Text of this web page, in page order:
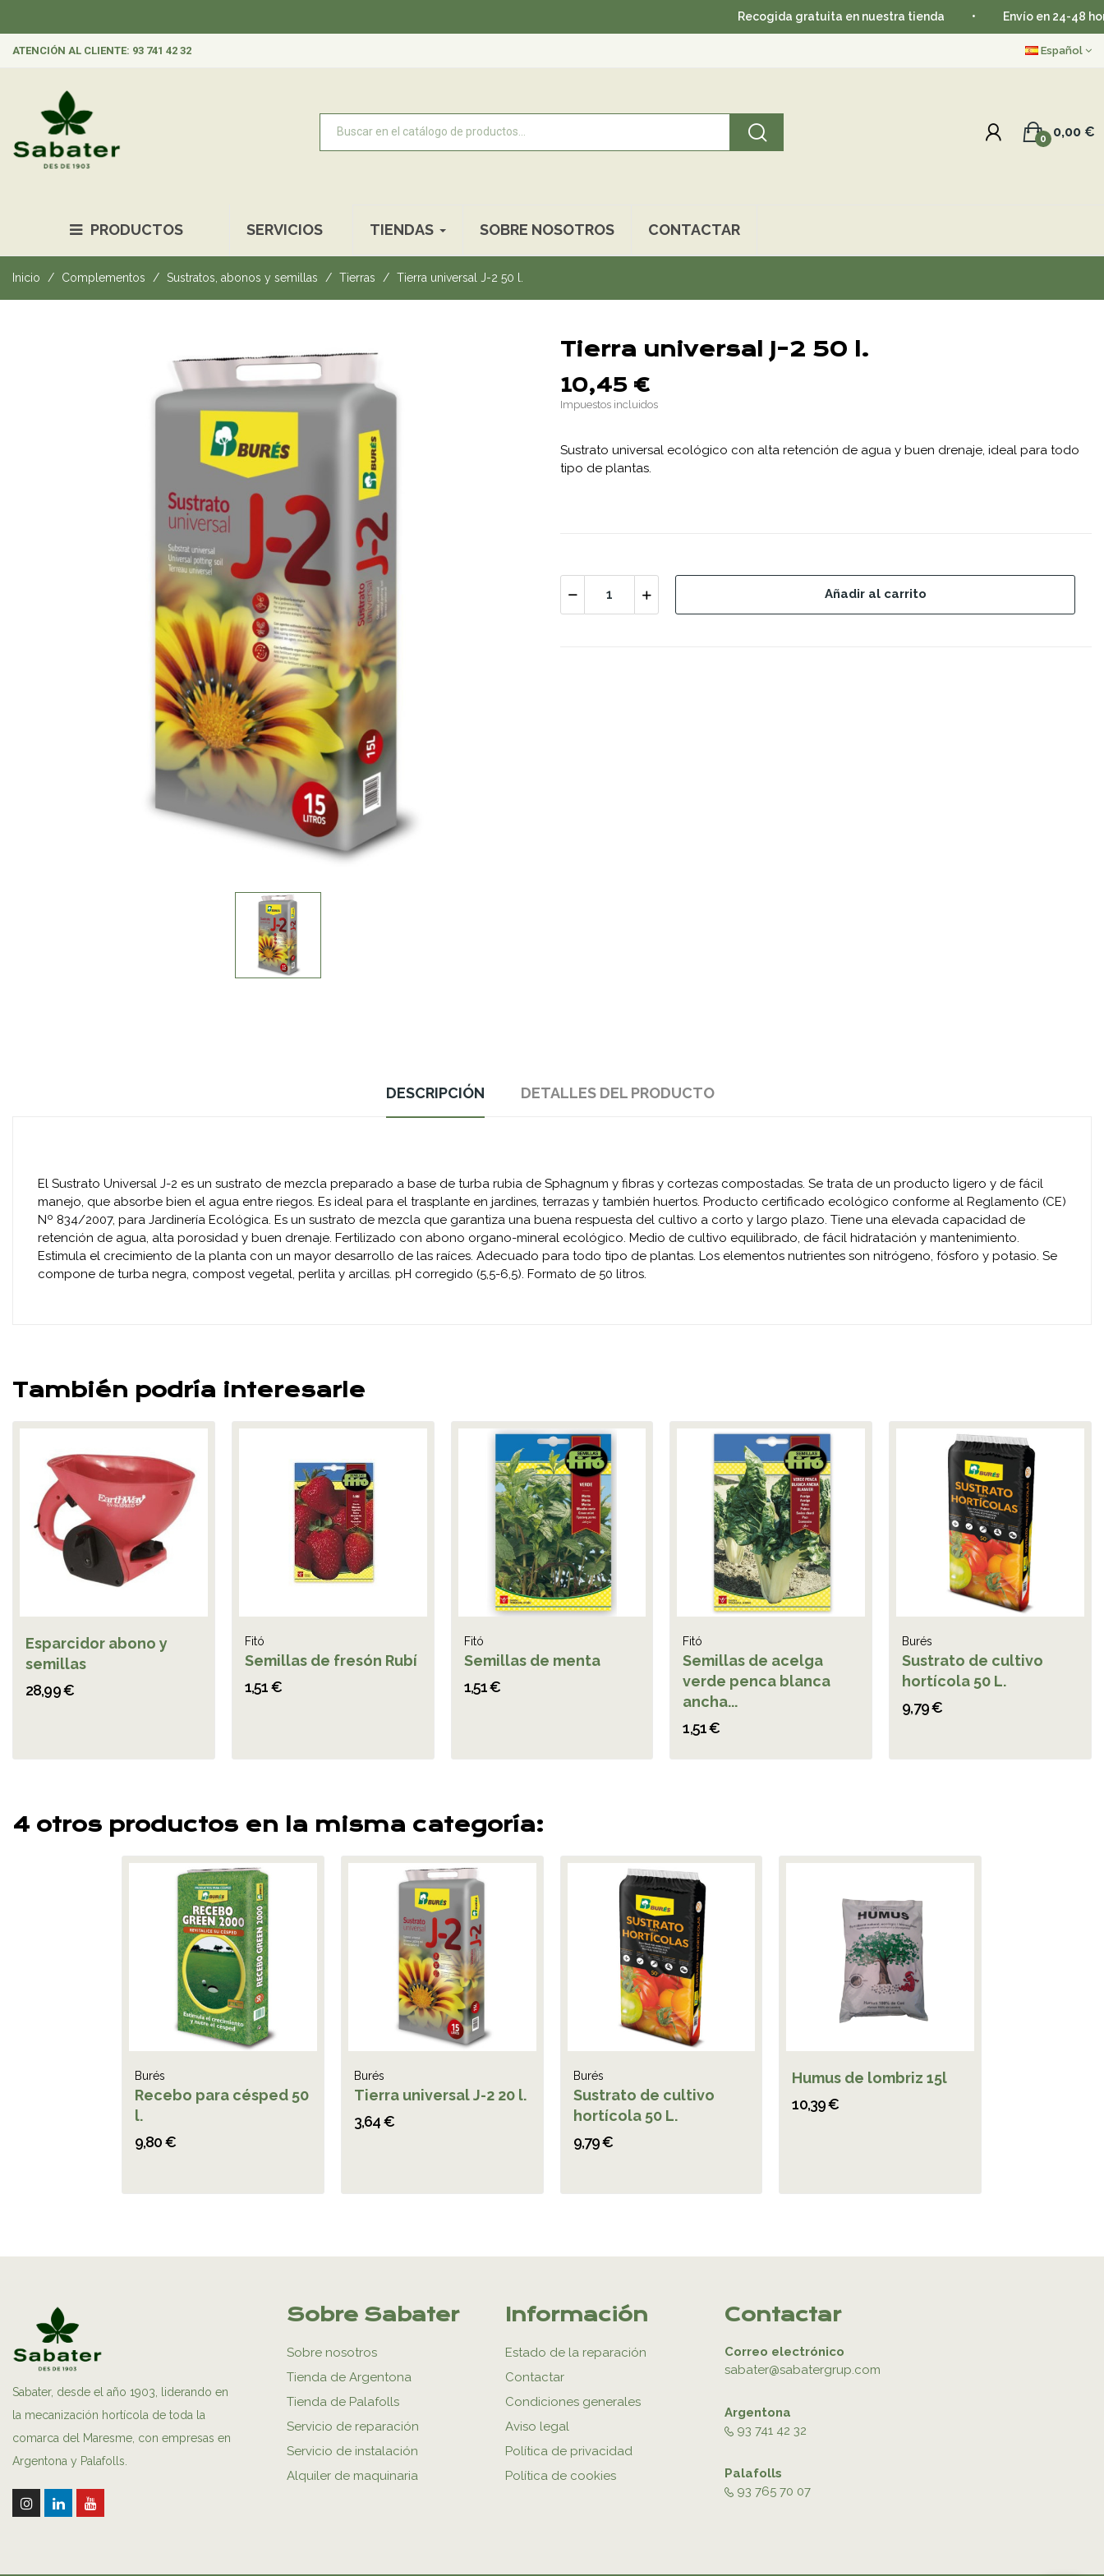
Recogida gratuita en nuestra tienda • Envío en 24-48 horas •
ATENCIÓN AL CLIENTE: 93 741 42 32 Español
0,00 €
0
PRODUCTOS SERVICIOS TIENDAS SOBRE NOSOTROS CONTACTAR
Inicio Complementos Sustratos, abonos y semillas Tierras Tierra universal J-2 50 l.
Tierra universal J-2 50 l.
10,45 €
Impuestos incluidos
Sustrato universal ecológico con alta retención de agua y buen drenaje, ideal para todo
tipo de plantas.
Añadir al carrito
DESCRIPCIÓN DETALLES DEL PRODUCTO
El Sustrato Universal J-2 es un sustrato de mezcla preparado a base de turba rubia de Sphagnum y fibras y cortezas compostadas. Se trata de un producto ligero y de fácil
manejo, que absorbe bien el agua entre riegos. Es ideal para el trasplante en jardines, terrazas y también huertos. Producto certificado ecológico conforme al Reglamento (CE)
Nº 834/2007, para Jardinería Ecológica. Es un sustrato de mezcla que garantiza una buena respuesta del cultivo a corto y largo plazo. Tiene una elevada capacidad de
retención de agua, alta porosidad y buen drenaje. Fertilizado con abono organo-mineral ecológico. Medio de cultivo equilibrado, de fácil hidratación y mantenimiento.
Estimula el crecimiento de la planta con un mayor desarrollo de las raíces. Adecuado para todo tipo de plantas. Los elementos nutrientes son nitrógeno, fósforo y potasio. Se
compone de turba negra, compost vegetal, perlita y arcillas. pH corregido (5,5-6,5). Formato de 50 litros.
También podría interesarle
Esparcidor abono y
semillas
28,99 €
Fitó
Semillas de fresón Rubí
1,51 €
Fitó
Semillas de menta
1,51 €
Fitó
Semillas de acelga
verde penca blanca
ancha...
1,51 €
Burés
Sustrato de cultivo
hortícola 50 L.
9,79 €
4 otros productos en la misma categoría:
Burés
Recebo para césped 50
l.
9,80 €
Burés
Tierra universal J-2 20 l.
3,64 €
Burés
Sustrato de cultivo
hortícola 50 L.
9,79 €
Humus de lombriz 15l
10,39 €
Sabater, desde el año 1903, liderando en
la mecanización hortícola de toda la
comarca del Maresme, con empresas en
Argentona y Palafolls.
Sobre Sabater
Sobre nosotros
Tienda de Argentona
Tienda de Palafolls
Servicio de reparación
Servicio de instalación
Alquiler de maquinaria
Información
Estado de la reparación
Contactar
Condiciones generales
Aviso legal
Política de privacidad
Política de cookies
Contactar
Correo electrónico
sabater@sabatergrup.com
Argentona
93 741 42 32
Palafolls
93 765 70 07